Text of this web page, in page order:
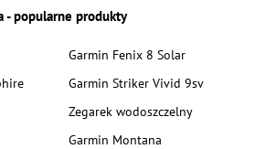
- popularne produkty
Garmin Fenix 8 Solar
Garmin Striker Vivid 9sv
Zegarek wodoszczelny
Garmin Montana